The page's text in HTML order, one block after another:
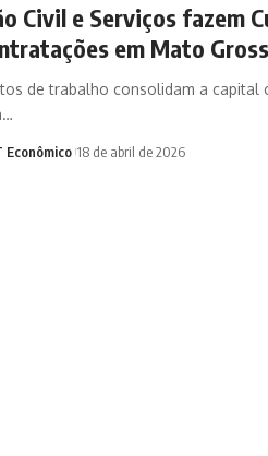
Civil e Serviços fazem
em Mato
de trabalho consolidam a capital
Econômico 18 de abril de 2026